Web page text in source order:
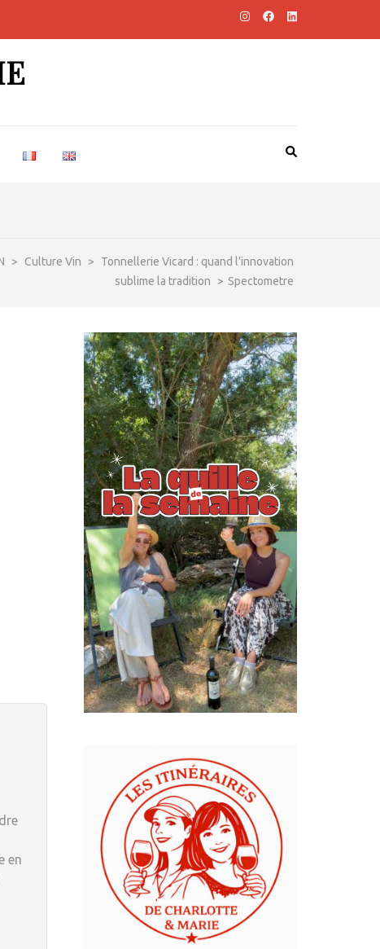
> Culture Vin >
Tonnellerie Vicard : quand l’innovation
sublime la tradition
> Spectometre
en